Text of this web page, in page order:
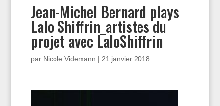
Jean-Michel Bernard plays
Lalo Shiffrin_artistes du
projet avec LaloShiffrin
par Nicole Videmann | 21 janvier 2018